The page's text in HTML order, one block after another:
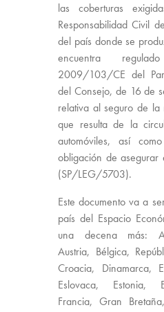
las coberturas
Responsabilidad Civil
del país donde se
encuentra
2009/103/CE del
del Consejo, de 16 de
relativa al seguro de la
que resulta de la
automóviles, así
obligación de asegurar
(SP/LEG/5703).
Este documento va a
país del Espacio
una decena más:
Austria, Bélgica,
Croacia, Dinamarca,
Eslovaca, Estonia,
Francia, Gran